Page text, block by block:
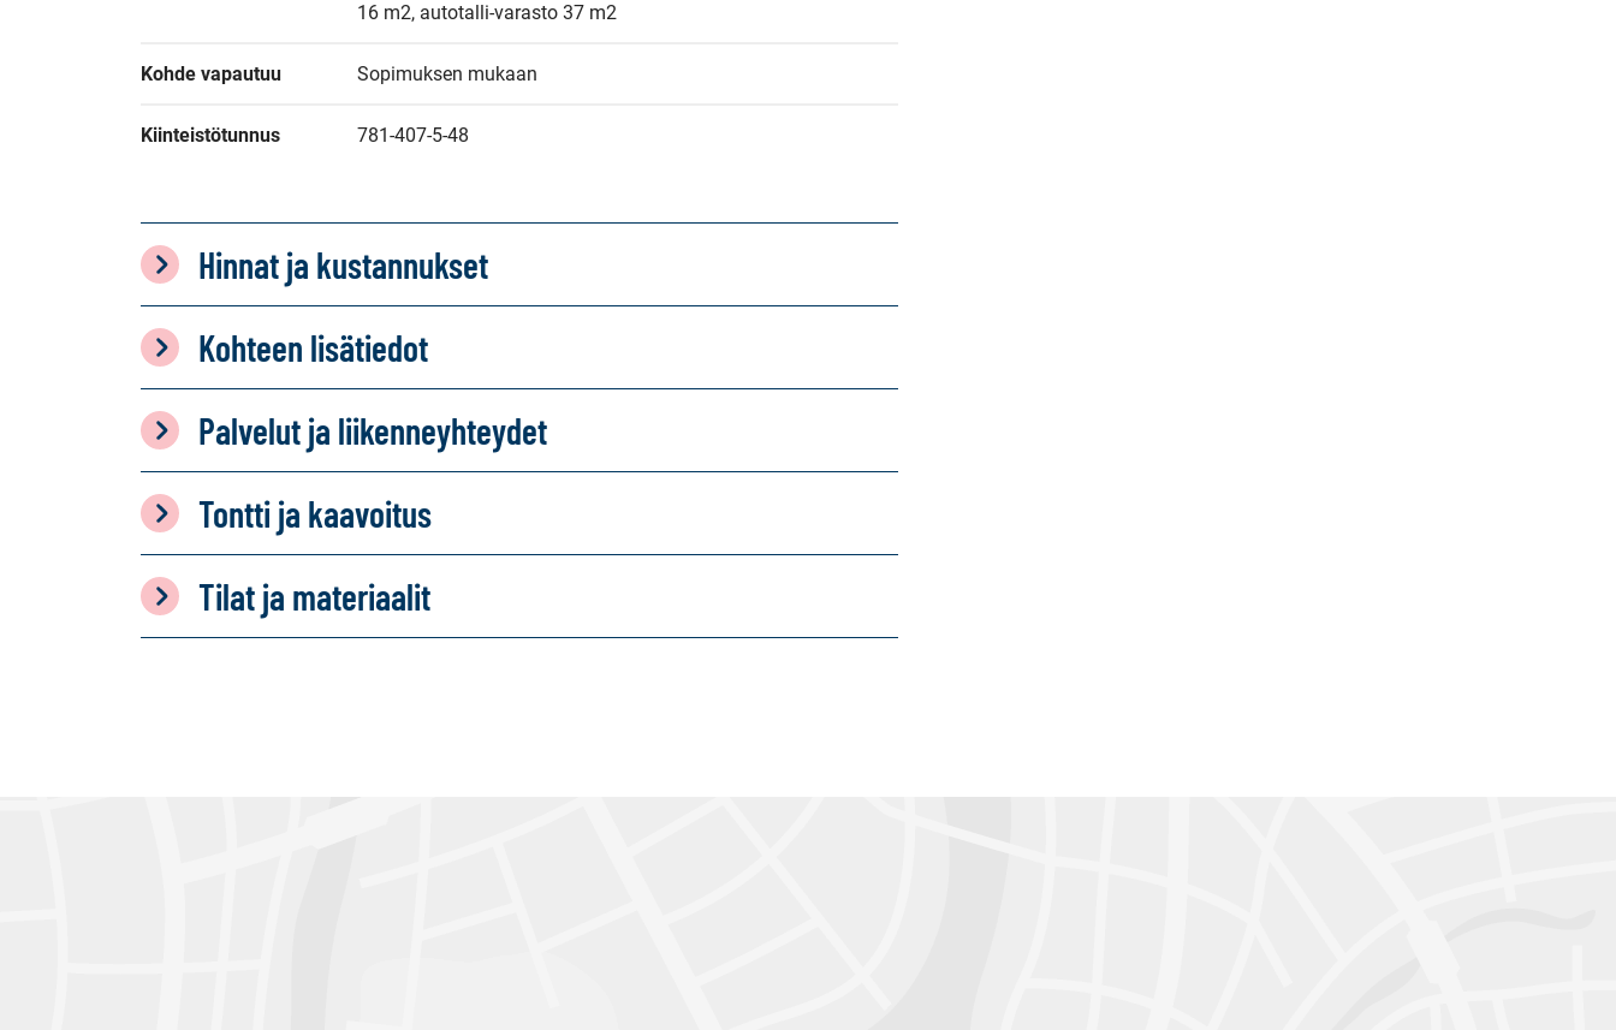
16 m2, autotalli-varasto 37 m2
Kohde vapautuu Sopimuksen mukaan
Kiinteistötunnus 781-407-5-48
Hinnat ja kustannukset
Kohteen lisätiedot
Palvelut ja liikenneyhteydet
Tontti ja kaavoitus
Tilat ja materiaalit